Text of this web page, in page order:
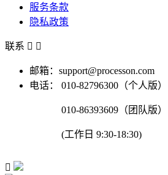
服务条款
隐私政策
联系  
邮箱：support@processon.com
电话：
010-82796300（个人版）
010-86393609（团队版）
(工作日 9:30-18:30)
